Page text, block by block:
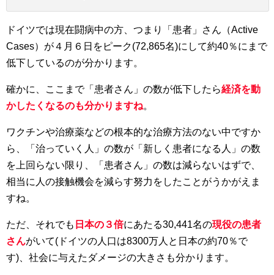
ドイツでは現在闘病中の方、つまり「患者」さん（Active
Cases）が４月６日をピーク(72,865名)にして約40％にまで
低下しているのが分かります。
確かに、ここまで「患者さん」の数が低下したら経済を動
かしたくなるのも分かりますね。
ワクチンや治療薬などの根本的な治療方法のない中ですか
ら、「治っていく人」の数が「新しく患者になる人」の数
を上回らない限り、「患者さん」の数は減らないはずで、
相当に人の接触機会を減らす努力をしたことがうかがえま
すね。
ただ、それでも 日本の３倍にあたる30,441名の現役の患者
さんがいて(ドイツの人口は8300万人と日本の約70％で
す)、社会に与えたダメージの大きさも分かります。